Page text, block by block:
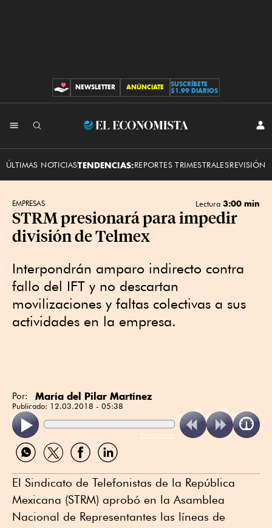
CONTRIBUCIONES
NEWSLETTER ANÚNCIATE
SUSCRÍBETE
$1.99 DIARIOS
El
ÚLTIMAS NOTICIASTENDENCIAS:REPORTES TRIMESTRALESREVISIÓN
EMPRESAS Lectura 3:00 min
STRM presionará para impedir
división de Telmex
Interpondrán amparo indirecto contra
fallo del IFT y no descartan
movilizaciones y faltas colectivas a sus
actividades en la empresa.
Por: María del Pilar Martínez
Publicado: 12.03.2018 - 05:38
ReadSpeaker
Compartir
por
Compartir
por
Compartir
por
Compartir
por
El Sindicato de Telefonistas de la República
Mexicana (STRM) aprobó en la Asamblea
Nacional de Representantes las líneas de